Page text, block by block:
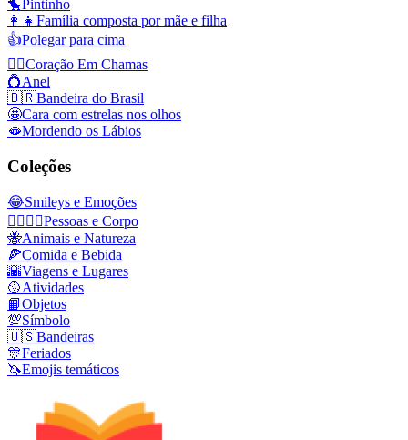
🐤 Pintinho
👩‍👧 Família composta por mãe e filha
👍Polegar para cima
❤️‍🔥Coração Em Chamas
💍Anel
🇧🇷Bandeira do Brasil
🤩Cara com estrelas nos olhos
🫦Mordendo os Lábios
Coleções
😂Smileys e Emoções
👩‍❤️‍💋‍👨Pessoas e Corpo
🐝Animais e Natureza
🍕Comida e Bebida
🌇Viagens e Lugares
🥎Atividades
📙Objetos
💯Símbolo
🇺🇸Bandeiras
🎊Feriados
🦄Emojis temáticos